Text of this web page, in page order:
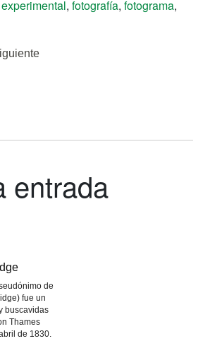
experimental, fotografía, fotograma,
entrada
de
fue un
buscavidas
Thames
de 1830.